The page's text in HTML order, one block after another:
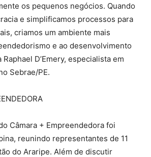
os pequenos negócios. Quando
e simplificamos processos para
criamos um ambiente mais
e ao desenvolvimento
D’Emery, especialista em
Sebrae/PE.
Câmara + Empreendedora foi
reunindo representantes de 11
do Araripe. Além de discutir